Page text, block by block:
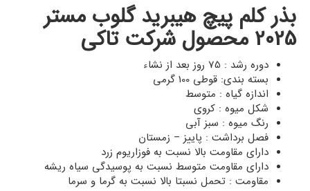
بذر کلم پیچ هیبرید گلوب مستر
2025 محصول شرکت تاکی
دوره رشد : 75 روز بعد از نشاء
بسته بندی: قوطی 100 گرمی
اندازه گیاه : متوسط
شکل میوه : کروی
رنگ میوه : سبز آبی
فصل برداشت : پاییز – زمستان
دارای مقاومت بالا نسبت به فوزاریوم زرد
دارای مقاومت متوسط نسبت به پوسیدگی سیاه ریشه
مقاومت : تحمل نسبتا بالا نسبت به گرما و سرما